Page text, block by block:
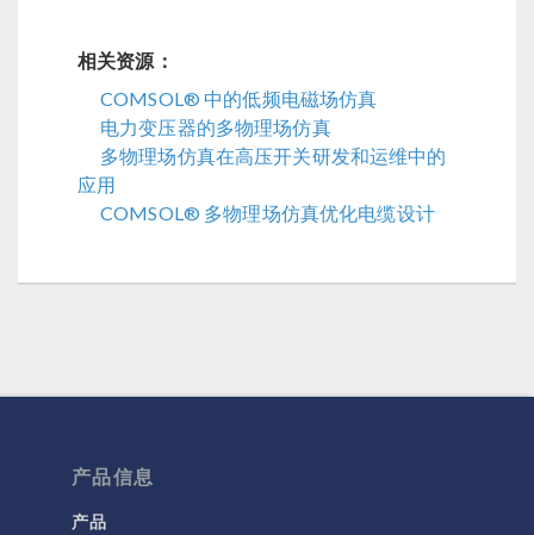
相关资源：
COMSOL® 中的低频电磁场仿真
电力变压器的多物理场仿真
多物理场仿真在高压开关研发和运维中的
应用
COMSOL® 多物理场仿真优化电缆设计
产品信息
产品